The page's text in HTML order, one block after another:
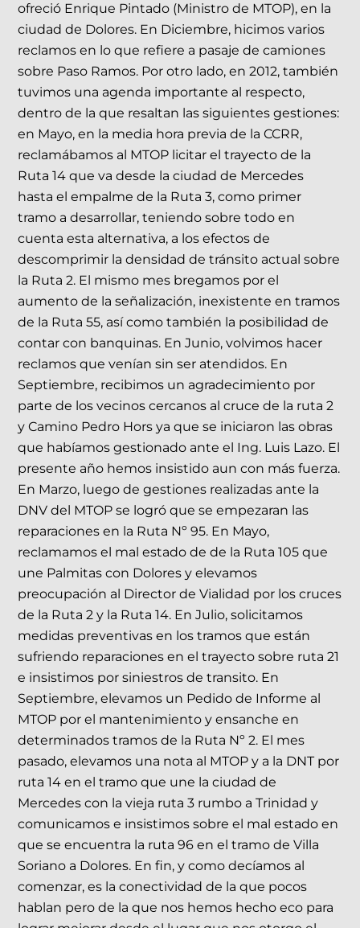
ofreció Enrique Pintado (Ministro de MTOP), en la
ciudad de Dolores. En Diciembre, hicimos varios
reclamos en lo que refiere a pasaje de camiones
sobre Paso Ramos. Por otro lado, en 2012, también
tuvimos una agenda importante al respecto,
dentro de la que resaltan las siguientes gestiones:
en Mayo, en la media hora previa de la CCRR,
reclamábamos al MTOP licitar el trayecto de la
Ruta 14 que va desde la ciudad de Mercedes
hasta el empalme de la Ruta 3, como primer
tramo a desarrollar, teniendo sobre todo en
cuenta esta alternativa, a los efectos de
descomprimir la densidad de tránsito actual sobre
la Ruta 2. El mismo mes bregamos por el
aumento de la señalización, inexistente en tramos
de la Ruta 55, así como también la posibilidad de
contar con banquinas. En Junio, volvimos hacer
reclamos que venían sin ser atendidos. En
Septiembre, recibimos un agradecimiento por
parte de los vecinos cercanos al cruce de la ruta 2
y Camino Pedro Hors ya que se iniciaron las obras
que habíamos gestionado ante el Ing. Luis Lazo. El
presente año hemos insistido aun con más fuerza.
En Marzo, luego de gestiones realizadas ante la
DNV del MTOP se logró que se empezaran las
reparaciones en la Ruta Nº 95. En Mayo,
reclamamos el mal estado de de la Ruta 105 que
une Palmitas con Dolores y elevamos
preocupación al Director de Vialidad por los cruces
de la Ruta 2 y la Ruta 14. En Julio, solicitamos
medidas preventivas en los tramos que están
sufriendo reparaciones en el trayecto sobre ruta 21
e insistimos por siniestros de transito. En
Septiembre, elevamos un Pedido de Informe al
MTOP por el mantenimiento y ensanche en
determinados tramos de la Ruta Nº 2. El mes
pasado, elevamos una nota al MTOP y a la DNT por
ruta 14 en el tramo que une la ciudad de
Mercedes con la vieja ruta 3 rumbo a Trinidad y
comunicamos e insistimos sobre el mal estado en
que se encuentra la ruta 96 en el tramo de Villa
Soriano a Dolores. En fin, y como decíamos al
comenzar, es la conectividad de la que pocos
hablan pero de la que nos hemos hecho eco para